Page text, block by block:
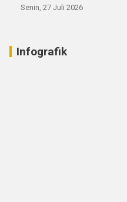
Senin, 27 Juli 2026
Infografik